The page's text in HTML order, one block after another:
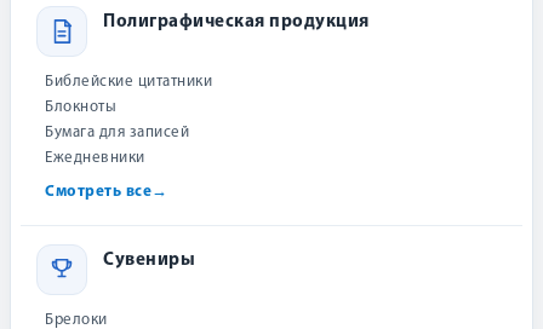
Полиграфическая продукция
Библейские цитатники
Блокноты
Бумага для записей
Ежедневники
Смотреть все→
Сувениры
Брелоки
Мы заботимся о качестве
Книги надёжно упаковываются и бережно доставляются к вам.
О товаре
Как купить?
Описание
4-е издание